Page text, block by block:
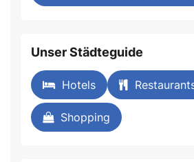
Unser Städteguide
Hotels
Shopping